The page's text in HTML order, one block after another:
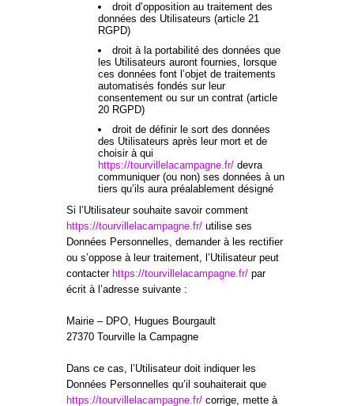
droit d’opposition au traitement des
données des Utilisateurs (article 21
RGPD)
droit à la portabilité des données que
les Utilisateurs auront fournies, lorsque
ces données font l’objet de traitements
automatisés fondés sur leur
consentement ou sur un contrat (article
20 RGPD)
droit de définir le sort des données
des Utilisateurs après leur mort et de
choisir à qui
https://tourvillelacampagne.fr/ devra
communiquer (ou non) ses données à un
tiers qu’ils aura préalablement désigné
Si l’Utilisateur souhaite savoir comment
https://tourvillelacampagne.fr/ utilise ses
Données Personnelles, demander à les rectifier
ou s’oppose à leur traitement, l’Utilisateur peut
contacter https://tourvillelacampagne.fr/ par
écrit à l’adresse suivante :
Mairie – DPO, Hugues Bourgault
27370 Tourville la Campagne
Dans ce cas, l’Utilisateur doit indiquer les
Données Personnelles qu’il souhaiterait que
https://tourvillelacampagne.fr/ corrige, mette à